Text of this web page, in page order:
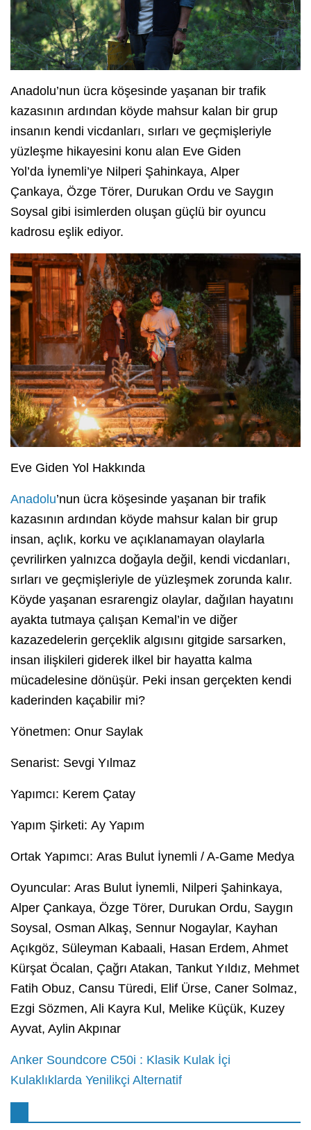
Anadolu’nun ücra köşesinde yaşanan bir trafik
kazasının ardından köyde mahsur kalan bir grup
insanın kendi vicdanları, sırları ve geçmişleriyle
yüzleşme hikayesini konu alan Eve Giden
Yol’da İynemli’ye Nilperi Şahinkaya, Alper
Çankaya, Özge Törer, Durukan Ordu ve Saygın
Soysal gibi isimlerden oluşan güçlü bir oyuncu
kadrosu eşlik ediyor.
Eve Giden Yol Hakkında
Anadolu’nun ücra köşesinde yaşanan bir trafik
kazasının ardından köyde mahsur kalan bir grup
insan, açlık, korku ve açıklanamayan olaylarla
çevrilirken yalnızca doğayla değil, kendi vicdanları,
sırları ve geçmişleriyle de yüzleşmek zorunda kalır.
Köyde yaşanan esrarengiz olaylar, dağılan hayatını
ayakta tutmaya çalışan Kemal’in ve diğer
kazazedelerin gerçeklik algısını gitgide sarsarken,
insan ilişkileri giderek ilkel bir hayatta kalma
mücadelesine dönüşür. Peki insan gerçekten kendi
kaderinden kaçabilir mi?
Yönetmen: Onur Saylak
Senarist: Sevgi Yılmaz
Yapımcı: Kerem Çatay
Yapım Şirketi: Ay Yapım
Ortak Yapımcı: Aras Bulut İynemli / A-Game Medya
Oyuncular: Aras Bulut İynemli, Nilperi Şahinkaya,
Alper Çankaya, Özge Törer, Durukan Ordu, Saygın
Soysal, Osman Alkaş, Sennur Nogaylar, Kayhan
Açıkgöz, Süleyman Kabaali, Hasan Erdem, Ahmet
Kürşat Öcalan, Çağrı Atakan, Tankut Yıldız, Mehmet
Fatih Obuz, Cansu Türedi, Elif Ürse, Caner Solmaz,
Ezgi Sözmen, Ali Kayra Kul, Melike Küçük, Kuzey
Ayvat, Aylin Akpınar
Anker Soundcore C50i : Klasik Kulak İçi
Kulaklıklarda Yenilikçi Alternatif